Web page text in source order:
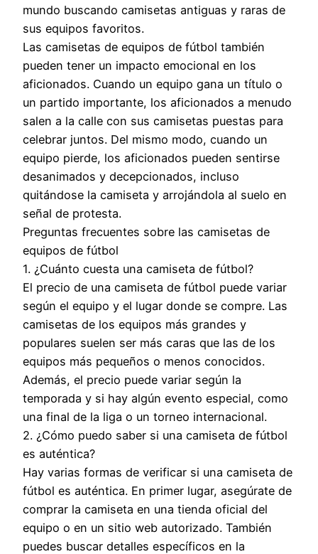
mundo buscando camisetas antiguas y raras de
sus equipos favoritos.
Las camisetas de equipos de fútbol también
pueden tener un impacto emocional en los
aficionados. Cuando un equipo gana un título o
un partido importante, los aficionados a menudo
salen a la calle con sus camisetas puestas para
celebrar juntos. Del mismo modo, cuando un
equipo pierde, los aficionados pueden sentirse
desanimados y decepcionados, incluso
quitándose la camiseta y arrojándola al suelo en
señal de protesta.
Preguntas frecuentes sobre las camisetas de
equipos de fútbol
1. ¿Cuánto cuesta una camiseta de fútbol?
El precio de una camiseta de fútbol puede variar
según el equipo y el lugar donde se compre. Las
camisetas de los equipos más grandes y
populares suelen ser más caras que las de los
equipos más pequeños o menos conocidos.
Además, el precio puede variar según la
temporada y si hay algún evento especial, como
una final de la liga o un torneo internacional.
2. ¿Cómo puedo saber si una camiseta de fútbol
es auténtica?
Hay varias formas de verificar si una camiseta de
fútbol es auténtica. En primer lugar, asegúrate de
comprar la camiseta en una tienda oficial del
equipo o en un sitio web autorizado. También
puedes buscar detalles específicos en la